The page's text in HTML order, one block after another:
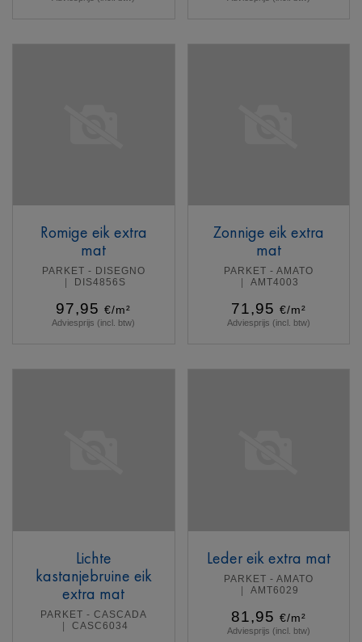
Romige eik extra
mat
PARKET - DISEGNO
DIS4856S
97,95 €/m²
Adviesprijs (incl. btw)
Zonnige eik extra
mat
PARKET - AMATO
AMT4003
71,95 €/m²
Adviesprijs (incl. btw)
Lichte
kastanjebruine eik
extra mat
PARKET - CASCADA
CASC6034
Leder eik extra mat
PARKET - AMATO
AMT6029
81,95 €/m²
Adviesprijs (incl. btw)